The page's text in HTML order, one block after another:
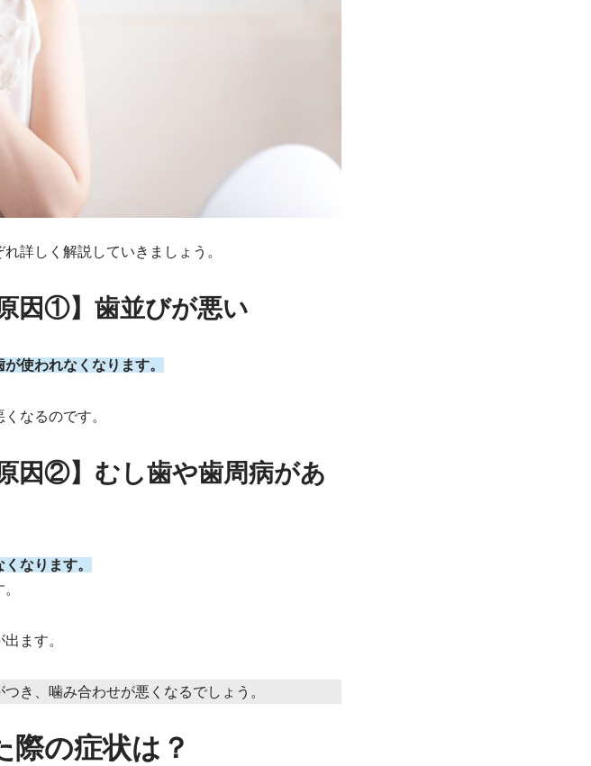
れ詳しく解説していきましょう。
因①】歯並びが悪い
使われなくなります。
なるのです。
因②】むし歯や歯周病があ
なります。
ます。
き、噛み合わせが悪くなるでしょう。
の症状は？